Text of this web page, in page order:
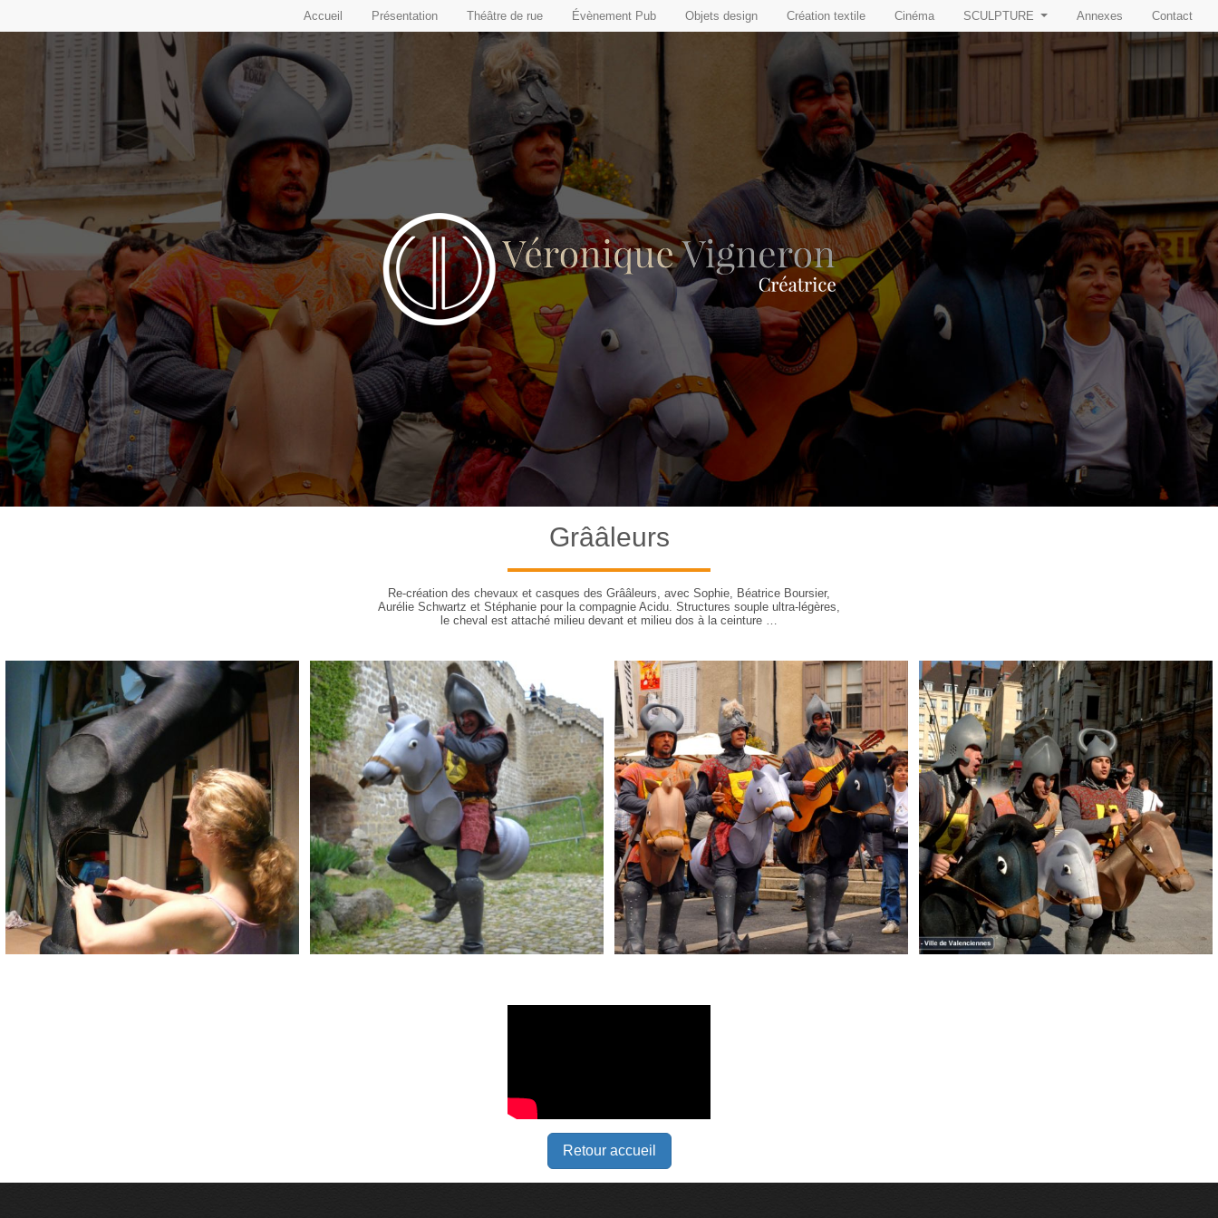
Accueil Présentation Théâtre de rue Évènement Pub Objets design Création textile Cinéma SCULPTURE Annexes Contact
Grââleurs
Re-création des chevaux et casques des Grââleurs, avec Sophie, Béatrice Boursier,
Aurélie Schwartz et Stéphanie pour la compagnie Acidu. Structures souple ultra-légères,
le cheval est attaché milieu devant et milieu dos à la ceinture …
Retour accueil